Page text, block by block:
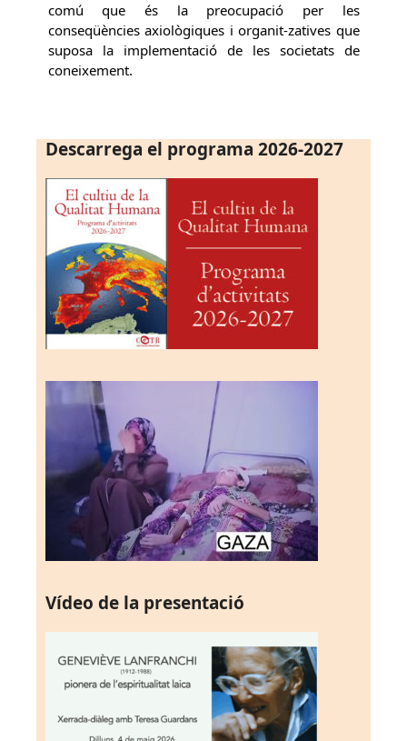
comú que és la preocupació per les
conseqüències axiològiques i organit-zatives que
suposa la implementació de les societats de
coneixement.
Descarrega el programa 2026-2027
Vídeo de la presentació